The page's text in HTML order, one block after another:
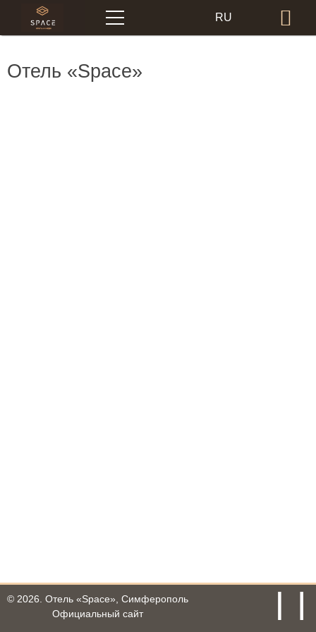
Меню RU
Отель «Space»
© 2026. Отель «Space», Симферополь
Официальный сайт